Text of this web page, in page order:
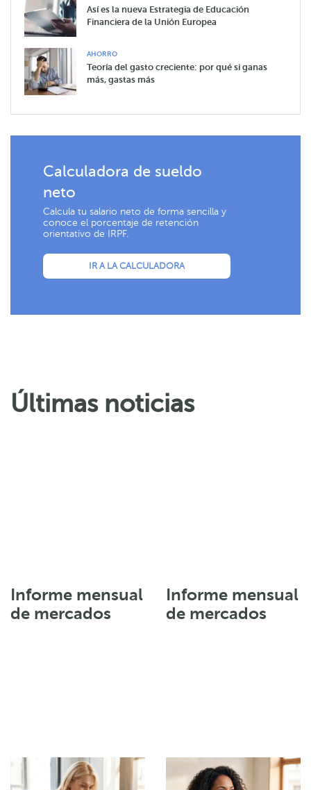
Así es la nueva Estrategia de Educación
Financiera de la Unión Europea
AHORRO
Teoría del gasto creciente: por qué si ganas
más, gastas más
Calculadora de sueldo
neto
Calcula tu salario neto de forma sencilla y
conoce el porcentaje de retención
orientativo de IRPF.
IR A LA CALCULADORA
Últimas noticias
Informe mensual
de mercados
Informe mensual
de mercados